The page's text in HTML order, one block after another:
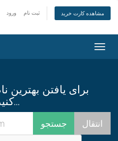
ورود ثبت نام مشاهده کارت خرید
تغییر
برای یافتن بهترین
کنید...